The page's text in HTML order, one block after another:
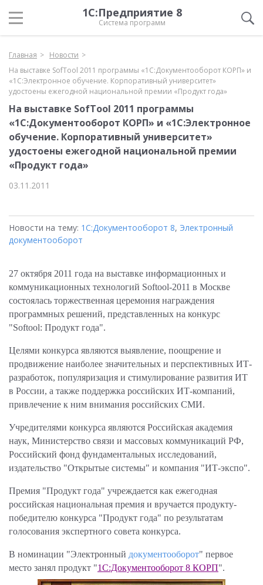
1С:Предприятие 8
Система программ
Главная
Новости
На выставке SofTool 2011 программы «1С:Документооборот КОРП» и
«1С:Электронное обучение. Корпоративный университет»
удостоены ежегодной национальной премии «Продукт года»
На выставке SofTool 2011 программы
«1С:Документооборот КОРП» и «1С:Электронное
обучение. Корпоративный университет»
удостоены ежегодной национальной премии
«Продукт года»
03.11.2011
Новости на тему: 1С:Документооборот 8, Электронный
документооборот
27 октября 2011 года на выставке информационных и
коммуникационных технологий Softool-2011 в Москве
состоялась торжественная церемония награждения
программных решений, представленных на конкурс
"Softool: Продукт года".
Целями конкурса являются выявление, поощрение и
продвижение наиболее значительных и перспективных ИТ-
разработок, популяризация и стимулирование развития ИТ
в России, а также поддержка российских ИТ-компаний,
привлечение к ним внимания российских СМИ.
Учредителями конкурса являются Российская академия
наук, Министерство связи и массовых коммуникаций РФ,
Российский фонд фундаментальных исследований,
издательство "Открытые системы" и компания "ИТ-экспо".
Премия "Продукт года" учреждается как ежегодная
российская национальная премия и вручается продукту-
победителю конкурса "Продукт года" по результатам
голосования экспертного совета конкурса.
В номинации "Электронный документооборот" первое
место занял продукт "1С:Документооборот 8 КОРП".